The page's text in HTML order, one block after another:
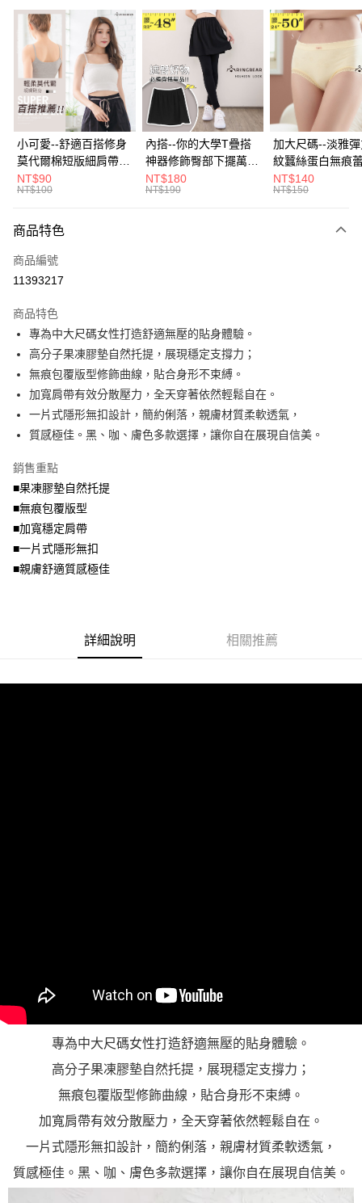
超商取貨付款
LINE Pay
Apple Pay
街口支付
悠遊付
Google Pay
全盈+PAY
大哥付你分期
【大哥付你分期使用說明】
1.本服務由台灣大哥大提供，台灣大哥大用戶可立即使用無須另外申請。
流程，驗證手機門號後，選擇欲分期的期數、繳款截止日，確認付款後即完
成交易。
3.實際核准額度、可分期數及費用金額請依後續交易確認頁面所載為準。
4.訂單成立30分鐘內，如未前往確認交易或遇審核未通過，訂單將自動取
法說明評估內容。
【繳款方式說明】
1.分期款項不併入電信帳單，「大哥付你分期」於每月結算日後寄送繳費提
醒簡訊。
2.透過簡訊連結打開帳單後，可選擇「超商條碼／台灣大直營門市／銀行轉
【注意事項】
1.本服務係由「台灣大哥大股份有限公司」（以下簡稱本公司）所提供，讓
用戶於交易時，得透過本服務購買商品或服務，並由商店將買賣／分期付款
買賣價金債權讓與本公司後，依約使用本公司帳單繳交帳款。
資料（包含姓名、電話或地址）提供予台灣大哥大進項蒐集、處理及利用，
由本公司與您本人進行分期帳單所需資料之確認、核對及更正。
AFTEE先享後付
【關於「AFTEE先享後付」】
AFTEE先享後付是「在收到商品之後才付款」的支付方式。 讓您購物簡單
便利好安心！
１．簡單：不需註冊會員、不需綁卡、不需儲值。
２．便利：只要手機號碼，簡訊認證，即可結帳。
３．安心：先確認商品／服務後，再付款。
【「AFTEE先享後付」結帳流程】
１．於結帳方式選擇「AFTEE先享後付」後，將跳轉至「AFTEE先享後付」
３．收到繳費通知簡訊後14天內，點擊此簡訊中的連結，可透過四大超商／
ATM／網路銀行／等多元方式進行付款，方視為交易完成。
※ 請注意：結帳手續完成當下不需立刻繳費，但若您需要取消訂單，請聯絡
購買商品的店家。未經商家同意取消之訂單仍視為有效，需透過AFTEE先享
後付繳納相關費用。
※ 交易是否成功請以「AFTEE先享後付 」之結帳頁面顯示為準，若有關於
是否繳費成功／繳費後需取消欲退款等相關疑問，請聯繫「AFTEE先享後付
客戶支援中心」https://netprotections.freshdesk.com/support/home
易，需依本服務之必要範圍內提供個人資料，並將交易相關給付款項請求債
權轉讓予恩沛科技股份有限公司。
ATM付款
全家取貨付款
每筆NT$70，滿NT$699(含以上)免運費
付款後全家取貨
每筆NT$70，滿NT$699(含以上)免運費
7-11取貨付款
每筆NT$70，滿NT$799(含以上)免運費
付款後7-11取貨
每筆NT$70，滿NT$699(含以上)免運費
小可愛--舒適百搭修身
莫代爾棉短版細肩帶素
色背心(白.黑.灰L-2L)-
U582眼圈熊中大尺碼
NT$90
NT$100
內搭--你的大學T疊搭
神器修飾臀部下擺萬用
內搭裙/遮臀裙(黑2L-
6L)-Q155眼圈熊中大
NT$180
NT$190
加大尺碼--淡雅
紋蠶絲蛋白無痕
角內褲(白.粉.藍.
3L)-L28眼圈熊中
NT$140
NT$150
商品特色
商品編號
11393217
商品特色
專為中大尺碼女性打造舒適無壓的貼身體驗。
高分子果凍膠墊自然托提，展現穩定支撐力；
無痕包覆版型修飾曲線，貼合身形不束縛。
加寬肩帶有效分散壓力，全天穿著依然輕鬆自在。
一片式隱形無扣設計，簡約俐落，親膚材質柔軟透氣，
質感極佳。黑、咖、膚色多款選擇，讓你自在展現自信美。
銷售重點
■果凍膠墊自然托提
■無痕包覆版型
■加寬穩定肩帶
■一片式隱形無扣
■親膚舒適質感極佳
詳細說明 相關推薦
專為中大尺碼女性打造舒適無壓的貼身體驗。
高分子果凍膠墊自然托提，展現穩定支撐力；
無痕包覆版型修飾曲線，貼合身形不束縛。
加寬肩帶有效分散壓力，全天穿著依然輕鬆自在。
一片式隱形無扣設計，簡約俐落，親膚材質柔軟透氣，
質感極佳。黑、咖、膚色多款選擇，讓你自在展現自信美。